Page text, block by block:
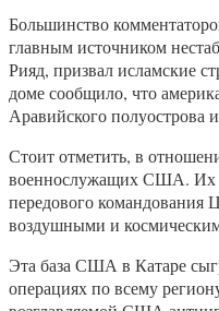
Большинство
главным источником
Рияд, призвал исламские
доме сообщило, что
Аравийского
Стоит отметить, в
военнослужащих США. Их
передового
воздушными и
Эта база США в Катаре
операциях по всему